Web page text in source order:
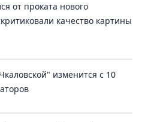
от проката нового
качество картины
изменится с 10